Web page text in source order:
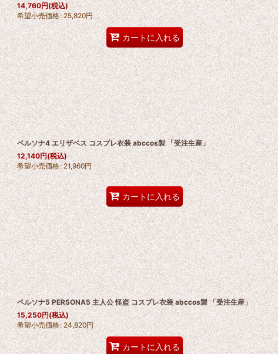
14,760円(税込)
希望小売価格: 25,820円
カートに入れる
ペルソナ4 エリザベス コスプレ衣装 abccos製 「受注生産」
12,140円(税込)
希望小売価格: 21,960円
カートに入れる
ペルソナ5 PERSONA5 主人公 怪盗 コスプレ衣装 abccos製 「受注生産」
15,250円(税込)
希望小売価格: 24,820円
カートに入れる